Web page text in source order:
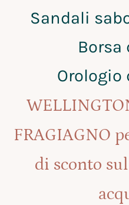
Sandali
Borsa
Orologio
FRAGIAGNO
di sconto